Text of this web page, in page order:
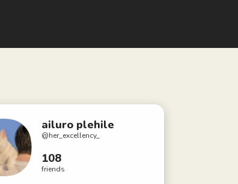
ailuro plehile
@her_excellency_
108
friends